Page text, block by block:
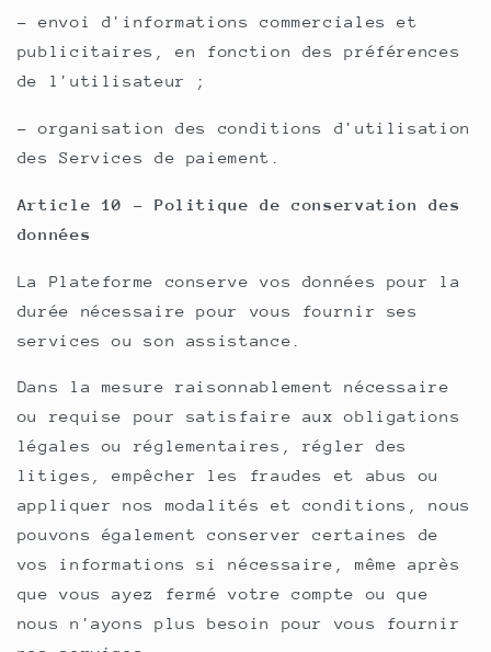
- envoi d'informations commerciales et
publicitaires, en fonction des préférences
de l'utilisateur ;
- organisation des conditions d'utilisation
des Services de paiement.
Article 10 - Politique de conservation des
données
La Plateforme conserve vos données pour la
durée nécessaire pour vous fournir ses
services ou son assistance.
Dans la mesure raisonnablement nécessaire
ou requise pour satisfaire aux obligations
légales ou réglementaires, régler des
litiges, empêcher les fraudes et abus ou
appliquer nos modalités et conditions, nous
pouvons également conserver certaines de
vos informations si nécessaire, même après
que vous ayez fermé votre compte ou que
nous n'ayons plus besoin pour vous fournir